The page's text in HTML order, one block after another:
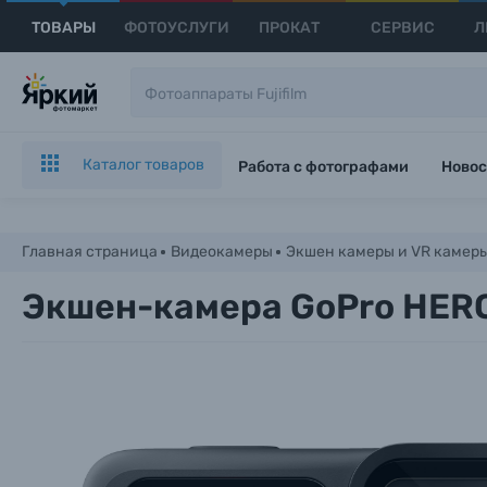
ТОВАРЫ ФОТОУСЛУГИ ПРОКАТ СЕРВИС
Каталог товаров Работа с фотографами
Главная страница Видеокамеры Экшен камеры и VR
Экшен-камера GoPro